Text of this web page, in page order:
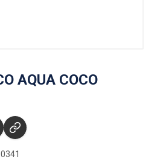
AQUA COCO